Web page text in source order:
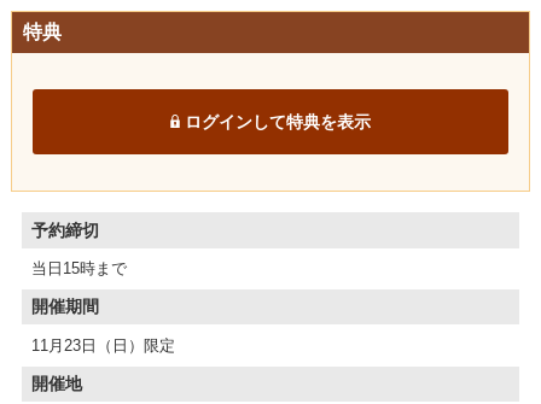
特典
ログインして特典を表示
予約締切
当日15時まで
開催期間
11月23日（日）限定
開催地